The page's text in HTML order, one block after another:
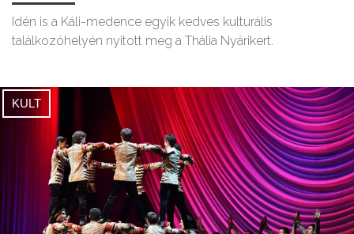
Idén is a Káli-medence egyik kedves kulturális
találkozóhelyén nyitott meg a Thália Nyárikert.
KULT